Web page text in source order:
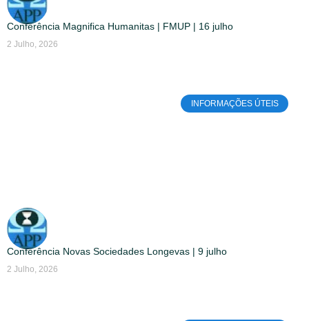
Conferência Magnifica Humanitas | FMUP | 16 julho
2 Julho, 2026
INFORMAÇÕES ÚTEIS
Conferência Novas Sociedades Longevas | 9 julho
2 Julho, 2026